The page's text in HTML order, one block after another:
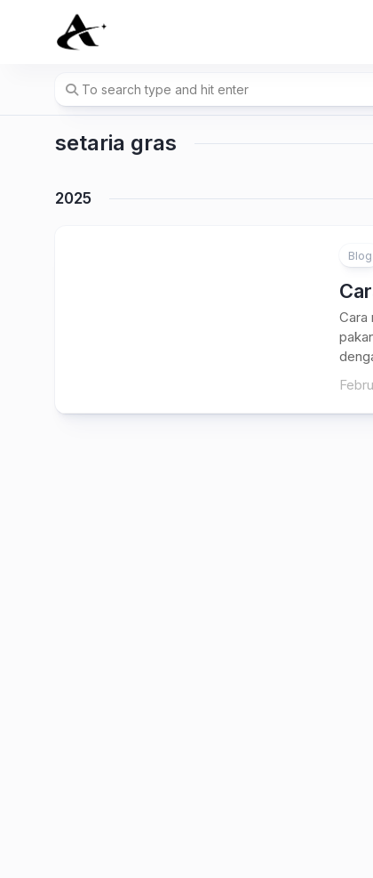
setaria gras
2025
Blog
Cara